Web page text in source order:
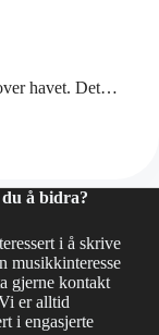
havet. Det…
å bidra?
i å skrive
musikkinteresse
gjerne kontakt
er alltid
i engasjerte